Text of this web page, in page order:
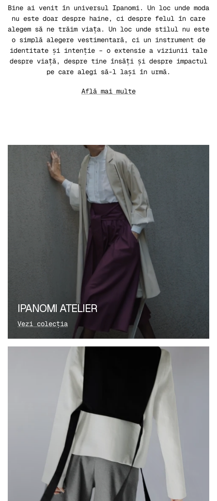
Bine ai venit în universul Ipanomi. Un loc unde moda
nu este doar despre haine, ci despre felul în care
alegem să ne trăim viața. Un loc unde stilul nu este
o simplă alegere vestimentară, ci un instrument de
identitate și intenție – o extensie a viziunii tale
despre viață, despre tine însăți și despre impactul
pe care alegi să-l lași în urmă.
Află mai multe
IPANOMI ATELIER
Vezi colecția